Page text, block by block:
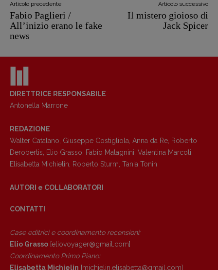
Articolo precedente
Fabio Paglieri /
All’inizio erano le fake
news
Articolo successivo
Il mistero gioioso di
Jack Spicer
DIRETTRICE RESPONSABILE
Antonella Marrone
REDAZIONE
Walter Catalano Giuseppe Costigliola Anna da Re Roberto
Derobertis
Elio Grasso Fabio Malagnini Valentina Marcoli
Elisabetta Michielin
Roberto Sturm Tania Tonin
AUTORI e COLLABORATORI
CONTATTI
Case editrici e coordinamento recensioni:
Elio Grasso [eliovoyager@gmail.com]
Coordinamento Primo Piano:
Elisabetta Michielin [michielin.elisabetta@gmail.com]